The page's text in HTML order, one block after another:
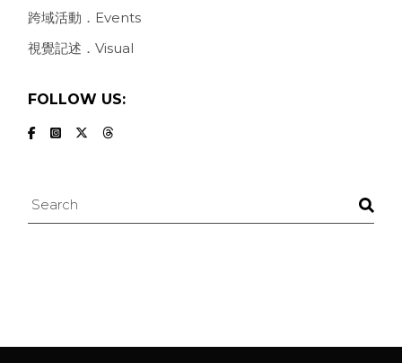
跨域活動．Events
視覺記述．Visual
FOLLOW US:
Search